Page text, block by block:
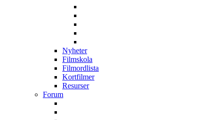
Nyheter
Filmskola
Filmordlista
Kortfilmer
Resurser
Forum